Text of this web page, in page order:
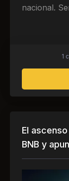
nacional.
1
El
BNB y